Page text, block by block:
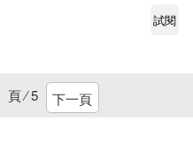
試閱
頁 ⁄5 下一頁